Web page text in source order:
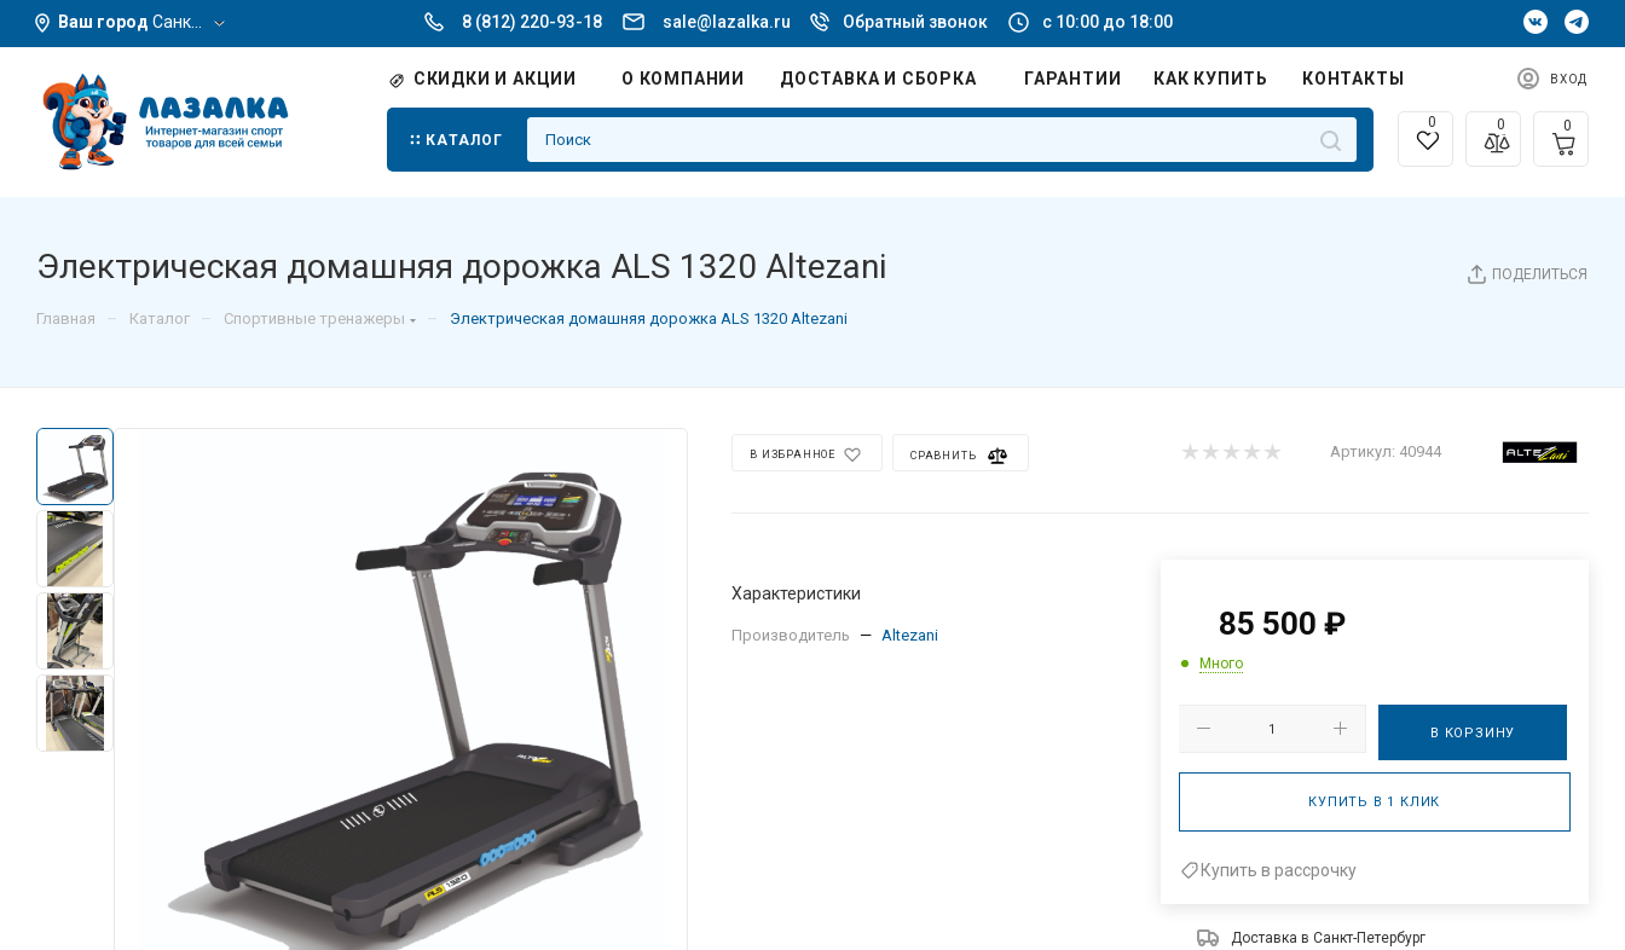
Ваш город Санкт-Петербург 8 (812) 220-93-18 sale@lazalka.ru Обратный звонок с 10:00 до 18:00
СКИДКИ И АКЦИИ О КОМПАНИИ ДОСТАВКА И СБОРКА ГАРАНТИИ КАК КУПИТЬ КОНТАКТЫ ВХОД
КАТАЛОГ
0 0 0
ПОДЕЛИТЬСЯ
Электрическая домашняя дорожка ALS 1320 Altezani
Главная – Каталог – Спортивные тренажеры – Электрическая домашняя дорожка ALS 1320 Altezani
В ИЗБРАННОЕ СРАВНИТЬ Артикул: 40944
Характеристики
Производитель — Altezani 85 500 ₽
Много
В КОРЗИНУ
КУПИТЬ В 1 КЛИК
Купить в рассрочку
Доставка в Санкт-Петербург